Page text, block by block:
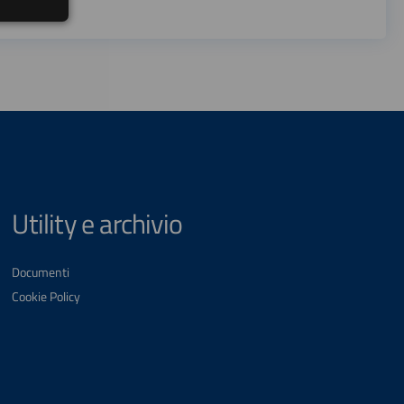
Utility e archivio
Documenti
Cookie Policy